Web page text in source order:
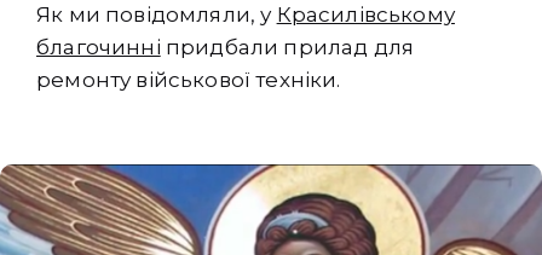
Як ми повідомляли, у Красилівському
благочинні придбали прилад для
ремонту військової техніки.